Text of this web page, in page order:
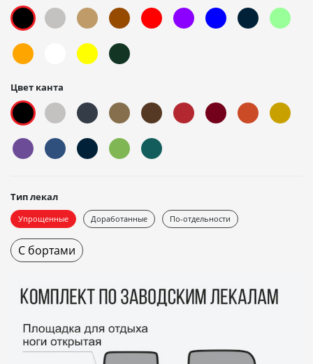
Цвет канта
Тип лекал
Упрощенные Доработанные По-отдельности
С бортами